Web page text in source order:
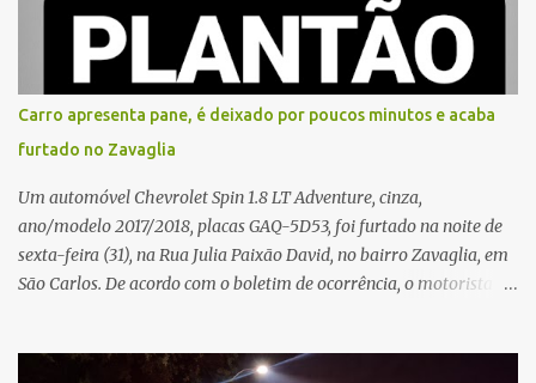
que, ao receber a entrega, voltou a ser ofendida com palavras de
baixo calão e insultos. Ela informou à Polícia Civil que mora
sozinha e que se sentiu ameaçada, coagida e humilhada com a
situação. Fonte: São Carlos Agora
Carro apresenta pane, é deixado por poucos minutos e acaba
furtado no Zavaglia
Um automóvel Chevrolet Spin 1.8 LT Adventure, cinza,
ano/modelo 2017/2018, placas GAQ-5D53, foi furtado na noite de
sexta-feira (31), na Rua Julia Paixão David, no bairro Zavaglia, em
São Carlos. De acordo com o boletim de ocorrência, o motorista
partida. Ainda segundo o registro policial, o condutor estacionou o